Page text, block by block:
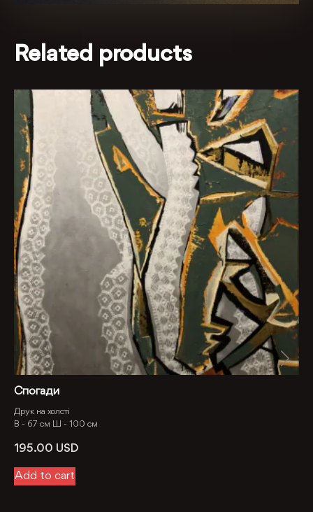
Related products
Спогади
Друк на холсті
В - 67 см Ш - 100 см
195.00 USD
Add to cart